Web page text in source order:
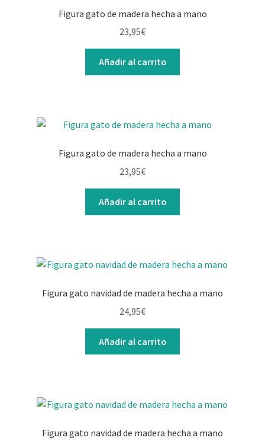
Figura gato de madera hecha a mano
23,95€
Añadir al carrito
Figura gato de madera hecha a mano
23,95€
Añadir al carrito
Figura gato navidad de madera hecha a mano
24,95€
Añadir al carrito
Figura gato navidad de madera hecha a mano